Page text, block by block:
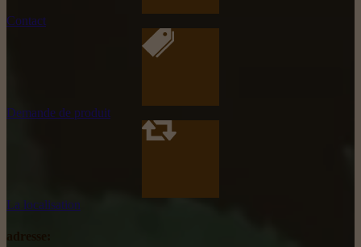
Contact
Demande de produit
La localisation